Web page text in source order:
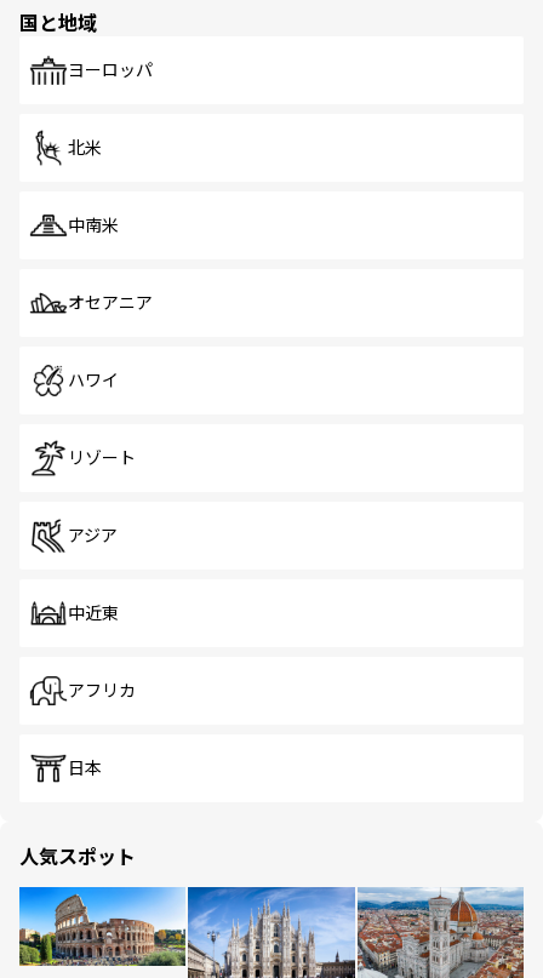
で、ホーカーズは地元の風情を楽しめる外せないスポット
国と地域
ヨーロッパ
北米
中南米
オセアニア
ハワイ
リゾート
アジア
中近東
アフリカ
日本
人気スポット